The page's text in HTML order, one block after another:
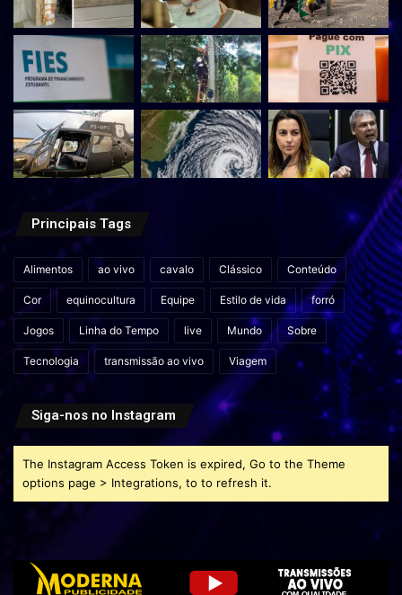
Principais Tags
Alimentos ao vivo cavalo Clássico Conteúdo
Cor equinocultura Equipe Estilo de vida forró
Jogos Linha do Tempo live Mundo Sobre
Tecnologia transmissão ao vivo Viagem
Siga-nos no Instagram
The Instagram Access Token is expired, Go to the Theme
options page > Integrations, to to refresh it.